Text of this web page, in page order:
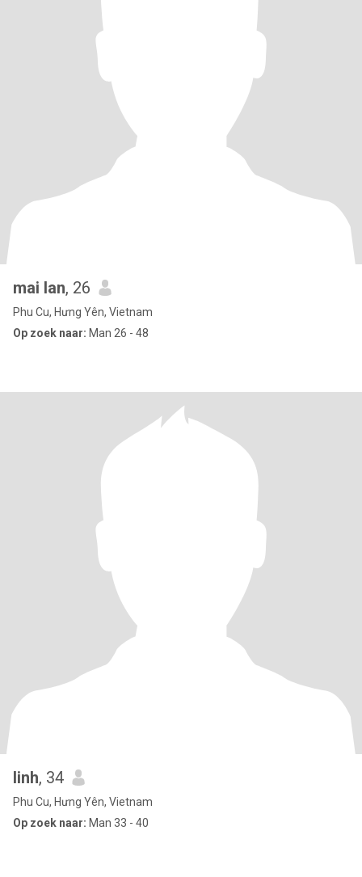
mai lan, 26
Phu Cu, Hưng Yên, Vietnam
Op zoek naar: Man 26 - 48
linh, 34
Phu Cu, Hưng Yên, Vietnam
Op zoek naar: Man 33 - 40